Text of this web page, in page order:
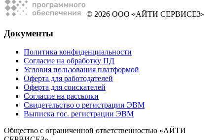
© 2026 ООО «АЙТИ СЕРВИСЕЗ»
Документы
Политика конфиденциальности
Согласие на обработку ПД
Условия пользования платформой
Оферта для работодателей
Оферта для соискателей
Согласие на рассылки
Свидетельство о регистрации ЭВМ
Выписка гос. регистрации ЭВМ
Общество с ограниченной ответственностью «АЙТИ